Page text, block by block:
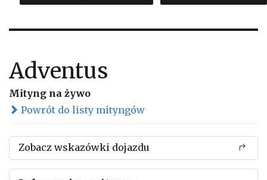
Adventus
Mityng na żywo
Powrót do listy mityngów
Zobacz wskazówki dojazdu